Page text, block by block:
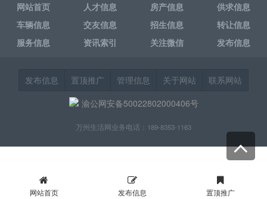
网站首页 人才信息 房产信息
供求信息
车辆信息
交友信息 招生信息
转让信息
服务信息
资讯索引 关注微信 发布信息
发布信息 置顶推广 管理信息 关于网站
联系网站
渝公网安备50022802000406号
万州生活网业务电话：189-8353-1163
网站首页 发布信息 置顶推广